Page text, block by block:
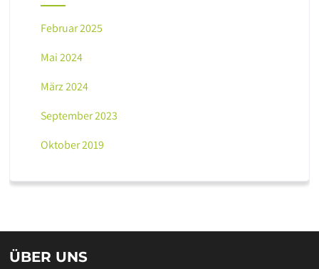
Februar 2025
Mai 2024
März 2024
September 2023
Oktober 2019
ÜBER UNS